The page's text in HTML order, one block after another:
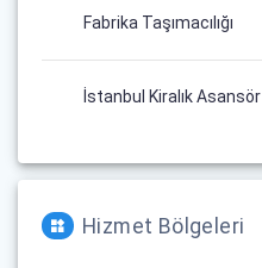
Fabrika Taşımacılığı
İstanbul Kiralık Asansör
Hizmet Bölgeleri